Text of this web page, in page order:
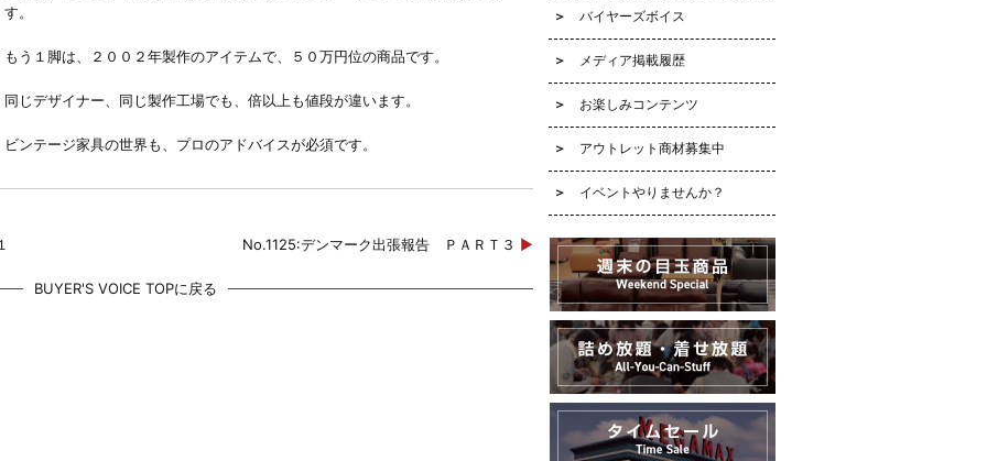
す。
もう１脚は、２００２年製作のアイテムで、５０万円位の商品です。
同じデザイナー、同じ製作工場でも、倍以上も値段が違います。
ビンテージ家具の世界も、プロのアドバイスが必須です。
No.1125:デンマーク出張報告 ＰＡＲＴ３ ▶
BUYER'S VOICE TOPに戻る
バイヤーズボイス
メディア掲載履歴
お楽しみコンテンツ
アウトレット商材募集中
イベントやりませんか？